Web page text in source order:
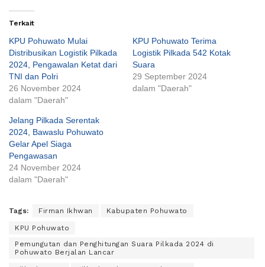
Terkait
KPU Pohuwato Mulai
Distribusikan Logistik Pilkada
2024, Pengawalan Ketat dari
TNI dan Polri
26 November 2024
dalam "Daerah"
KPU Pohuwato Terima
Logistik Pilkada 542 Kotak
Suara
29 September 2024
dalam "Daerah"
Jelang Pilkada Serentak
2024, Bawaslu Pohuwato
Gelar Apel Siaga
Pengawasan
24 November 2024
dalam "Daerah"
Tags: Firman Ikhwan Kabupaten Pohuwato
KPU Pohuwato
Pemungutan dan Penghitungan Suara Pilkada 2024 di
Pohuwato Berjalan Lancar